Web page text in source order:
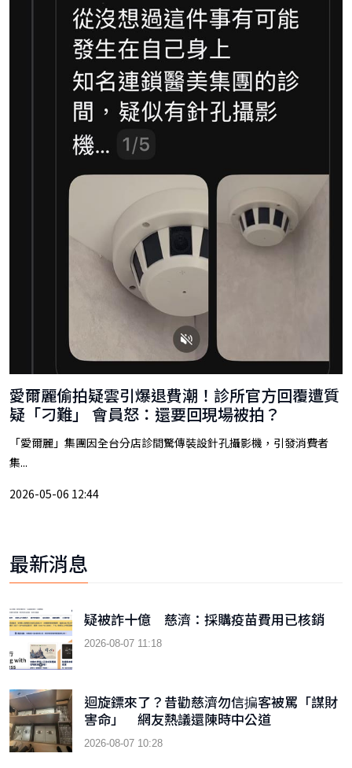
愛爾麗偷拍疑雲引爆退費潮！診所官方回覆遭質
疑「刁難」 會員怒：還要回現場被拍？
「愛爾麗」集團因全台分店診間驚傳裝設針孔攝影機，引發消費者
集...
2026-05-06 12:44
最新消息
疑被詐十億 慈濟：採購疫苗費用已核銷
2026-08-07 11:18
迴旋鏢來了？昔勸慈濟勿信揙客被罵「謀財
害命」 網友熱議還陳時中公道
2026-08-07 10:28